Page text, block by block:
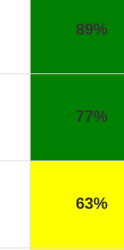
89%
77%
63%